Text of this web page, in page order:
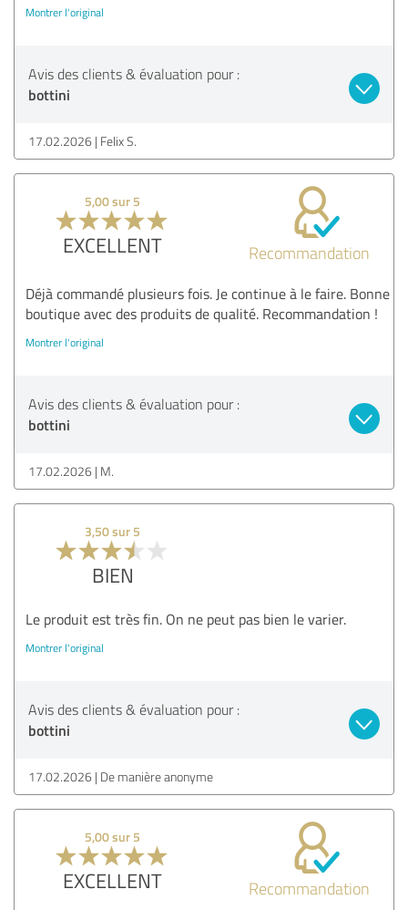
Montrer l'original
Avis des clients & évaluation pour :
bottini
17.02.2026 Felix S.
5,00 sur 5
EXCELLENT Recommandation
Déjà commandé plusieurs fois. Je continue à le faire. Bonne
boutique avec des produits de qualité. Recommandation !
Montrer l'original
Avis des clients & évaluation pour :
bottini
17.02.2026 M.
3,50 sur 5
BIEN
Le produit est très fin. On ne peut pas bien le varier.
Montrer l'original
Avis des clients & évaluation pour :
bottini
17.02.2026 De manière anonyme
5,00 sur 5
EXCELLENT Recommandation